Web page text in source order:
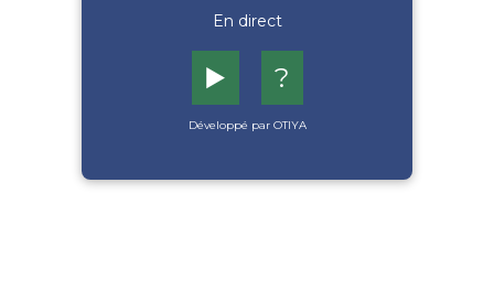
En direct
▶️ ?
Développé par OTIYA